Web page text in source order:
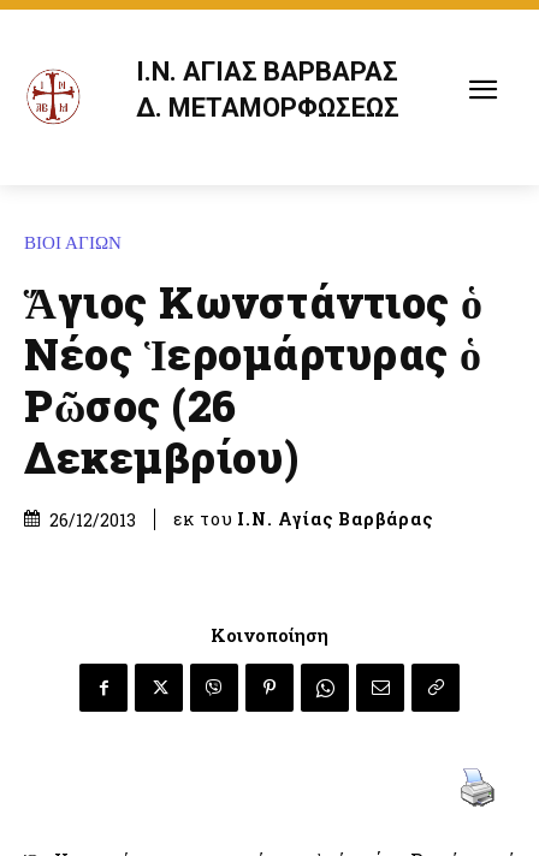
Ι.Ν. ΑΓΙΑΣ ΒΑΡΒΑΡΑΣ
Δ. ΜΕΤΑΜΟΡΦΩΣΕΩΣ
ΒΙΟΙ ΑΓΙΩΝ
Ἅγιος Κωνστάντιος ὁ
Νέος Ἱερομάρτυρας ὁ
Ρῶσος (26
Δεκεμβρίου)
26/12/2013 εκ του Ι.Ν. Αγίας Βαρβάρας
Κοινοποίηση